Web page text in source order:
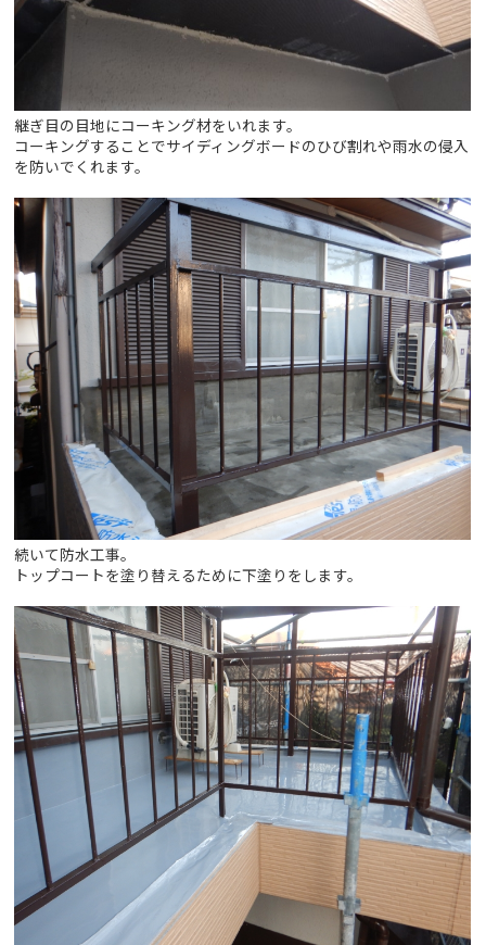
継ぎ目の目地にコーキング材をいれます。
コーキングすることでサイディングボードのひび割れや雨水の侵入
を防いでくれます。
続いて防水工事。
トップコートを塗り替えるために下塗りをします。